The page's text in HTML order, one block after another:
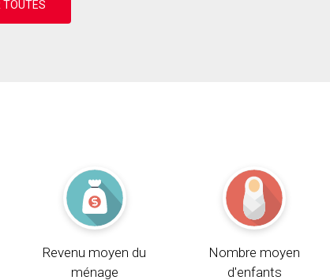
Revenu moyen du
ménage
Nombre moyen
d'enfants